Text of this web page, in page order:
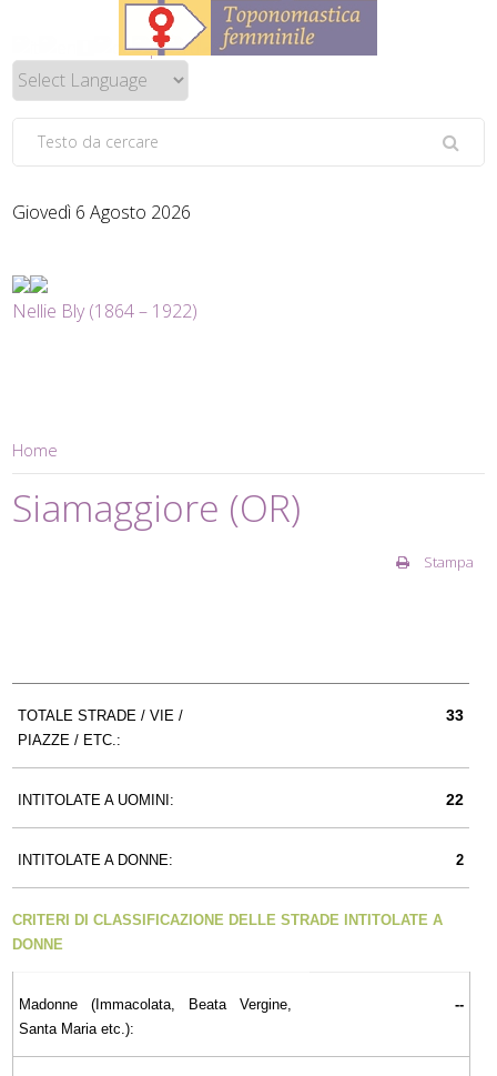
Giovedì 6 Agosto 2026
Nellie Bly (1864 – 1922)
Home
Siamaggiore (OR)
Stampa
TOTALE STRADE / VIE /
PIAZZE / ETC.:
33
INTITOLATE A UOMINI: 22
INTITOLATE A DONNE: 2
CRITERI DI CLASSIFICAZIONE DELLE STRADE INTITOLATE A
DONNE
Madonne (Immacolata, Beata Vergine,
Santa Maria etc.):
--